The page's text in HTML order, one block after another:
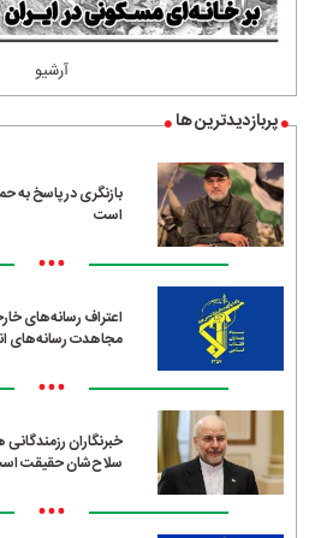
آرشیو
پربازدیدترین ها
بازنگری در پاسخ به
است
•••
اعتراف رسانه‌های
مجاهدت رسانه‌های
•••
خبرنگاران
سلاح‌شان حقیقت
•••